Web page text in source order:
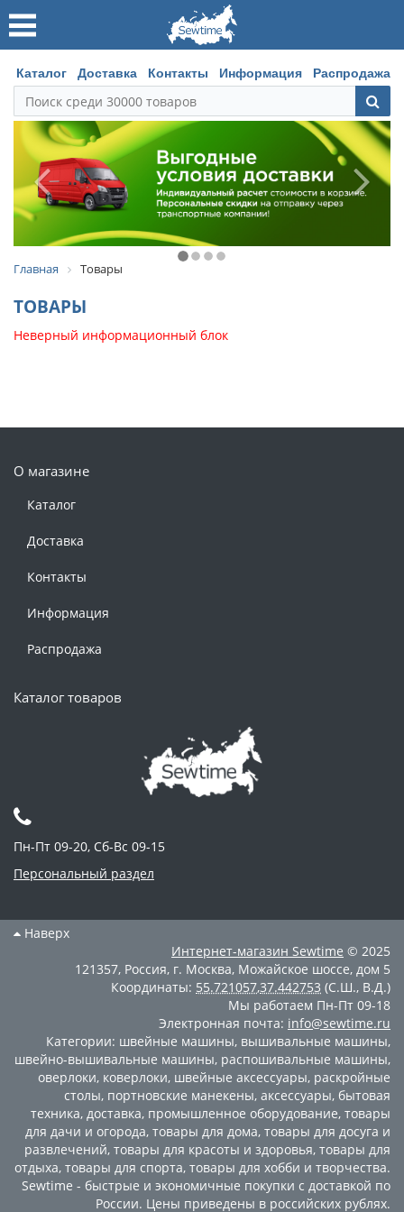
Каталог Доставка Контакты Информация Распродажа
Главная Товары
ТОВАРЫ
Неверный информационный блок
О магазине
Каталог
Доставка
Контакты
Информация
Распродажа
Каталог товаров
Пн-Пт 09-20, Сб-Вс 09-15
Персональный раздел
Наверх
Интернет-магазин Sewtime © 2025
121357, Россия, г. Москва, Можайское шоссе, дом 5
Координаты: 55.721057,37.442753 (С.Ш., В.Д.)
Мы работаем Пн-Пт 09-18
Электронная почта: info@sewtime.ru
Категории: швейные машины, вышивальные машины,
швейно-вышивальные машины, распошивальные машины,
оверлоки, коверлоки, швейные аксессуары, раскройные
столы, портновские манекены, аксессуары, бытовая
техника, доставка, промышленное оборудование, товары
для дачи и огорода, товары для дома, товары для досуга и
развлечений, товары для красоты и здоровья, товары для
отдыха, товары для спорта, товары для хобби и творчества.
Sewtime - быстрые и экономичные покупки с доставкой по
России. Цены приведены в российских рублях.